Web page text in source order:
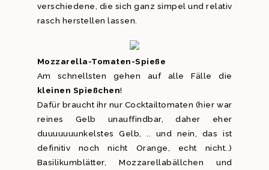
verschiedene, die sich ganz simpel und relativ
rasch herstellen lassen.
Mozzarella-Tomaten-Spieße
Am schnellsten gehen auf alle Fälle die
kleinen Spießchen!
Dafür braucht ihr nur Cocktailtomaten (hier war
reines Gelb unauffindbar, daher eher
duuuuuuunkelstes Gelb, .. und nein, das ist
definitiv noch nicht Orange, echt nicht..)
Basilikumblätter, Mozzarellabällchen und